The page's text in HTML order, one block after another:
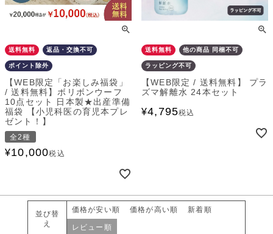
送料無料 返品・交換不可
ポイント除外
【WEB限定「お楽しみ福袋」
/ 送料無料】ボリボンウーフ
10点セット 日本製★出産準備
福袋 【小児科医の育児本プレ
ゼント！】
全2種
¥10,000税込
送料無料 他の商品 同梱不可
ラッピング不可
【WEB限定 / 送料無料】 プラ
ズマ解離水 24本セット
¥4,795税込
並び替
え
価格が安い順 価格が高い順 新着順
レビュー順